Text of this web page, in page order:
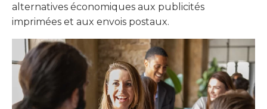
alternatives économiques aux publicités
imprimées et aux envois postaux.